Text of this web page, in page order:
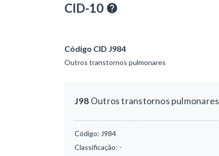
CID-10
Código CID J984
Outros transtornos pulmonares
J98 Outros transtornos pulmonares
Código: J984
Classificação: -